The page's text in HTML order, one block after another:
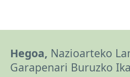
Hegoa, Nazioarteko
Garapenari Buruzko